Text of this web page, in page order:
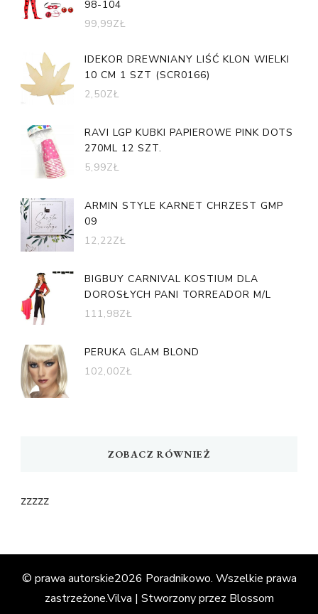
98-104
99,99ZŁ
IDEKOR DREWNIANY LIŚĆ KLON WIELKI
10 CM 1 SZT (SCR0166)
2,50ZŁ
RAVI LGP KUBKI PAPIEROWE PINK DOTS
270ML 12 SZT.
5,99ZŁ
ARMIN STYLE KARNET CHRZEST GMP
09
12,22ZŁ
BIGBUY CARNIVAL KOSTIUM DLA
DOROSŁYCH PANI TORREADOR M/L
111,98ZŁ
PERUKA GLAM BLOND
102,00ZŁ
ZOBACZ RÓWNIEŻ
zzzzz
© prawa autorskie2026 Poradnikowo. Wszelkie prawa
zastrzeżone.Vilva | Stworzony przez Blossom